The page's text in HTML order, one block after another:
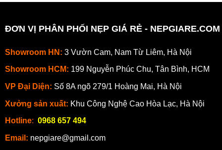
ĐƠN VỊ PHÂN PHỐI NẸP GIÁ RẺ - NEPGIARE.COM
Showroom HN: 3 Vườn Cam, Nam Từ Liêm, Hà Nội
Showroom HCM: 199 Nguyễn Phúc Chu, Tân Bình, HCM
VP Đại Diện: Số 8A ngõ 279/1 Hoàng Mai, Hà Nội
Xưởng sản xuất: Khu Công Nghệ Cao Hòa Lạc, Hà Nội
Hotline: 0968 657 494
Email: nepgiare@gmail.com